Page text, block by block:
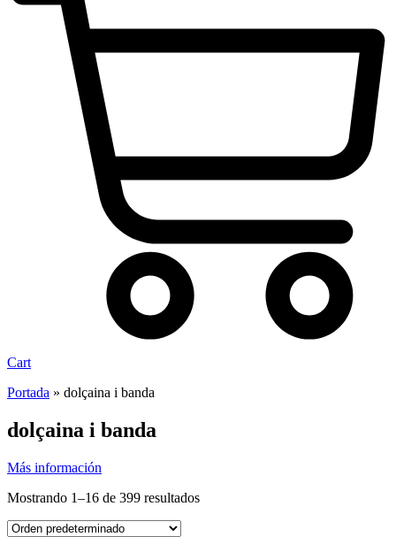
Cart
Portada » dolçaina i banda
dolçaina i banda
Más información
Mostrando 1–16 de 399 resultados